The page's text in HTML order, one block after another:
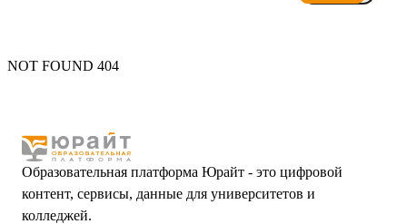
NOT FOUND 404
Образовательная платформа Юрайт - это цифровой
контент, сервисы, данные для университетов и
колледжей.